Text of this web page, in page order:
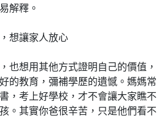
解釋。
想讓家人放心
也想用其他方式證明自己的價值，
的教育，彌補學歷的遺憾。媽媽常
，考上好學校，才不會讓大家瞧不
。其實你爸很辛苦，只是他們看不